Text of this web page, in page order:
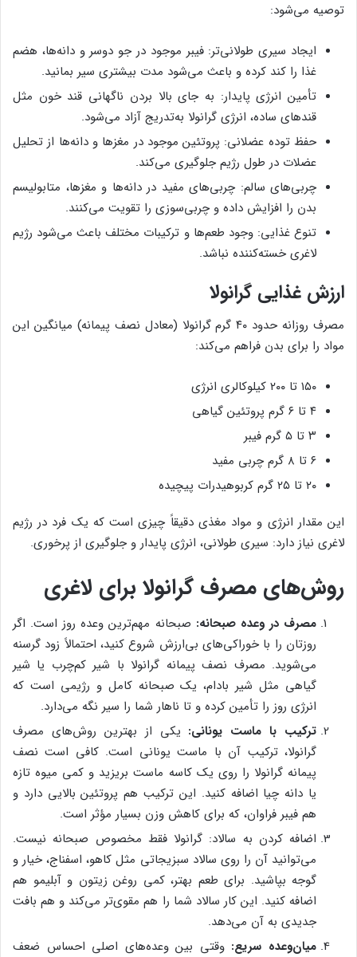
توصیه می‌شود:
ایجاد سیری طولانی‌تر: فیبر موجود در جو دوسر و دانه‌ها، هضم
غذا را کند کرده و باعث می‌شود مدت بیشتری سیر بمانید.
تأمین انرژی پایدار: به جای بالا بردن ناگهانی قند خون مثل
قندهای ساده، انرژی گرانولا به‌تدریج آزاد می‌شود.
حفظ توده عضلانی: پروتئین موجود در مغزها و دانه‌ها از تحلیل
عضلات در طول رژیم جلوگیری می‌کند.
چربی‌های سالم: چربی‌های مفید در دانه‌ها و مغزها، متابولیسم
بدن را افزایش داده و چربی‌سوزی را تقویت می‌کنند.
تنوع غذایی: وجود طعم‌ها و ترکیبات مختلف باعث می‌شود رژیم
لاغری خسته‌کننده نباشد.
ارزش غذایی گرانولا
مصرف روزانه حدود ۴۰ گرم گرانولا (معادل نصف پیمانه) میانگین این
مواد را برای بدن فراهم می‌کند:
۱۵۰ تا ۲۰۰ کیلوکالری انرژی
۴ تا ۶ گرم پروتئین گیاهی
۳ تا ۵ گرم فیبر
۶ تا ۸ گرم چربی مفید
۲۰ تا ۲۵ گرم کربوهیدرات پیچیده
این مقدار انرژی و مواد مغذی دقیقاً چیزی است که یک فرد در رژیم
لاغری نیاز دارد: سیری طولانی، انرژی پایدار و جلوگیری از پرخوری.
روش‌های مصرف گرانولا برای لاغری
مصرف در وعده صبحانه: صبحانه مهم‌ترین وعده روز است. اگر
روزتان را با خوراکی‌های بی‌ارزش شروع کنید، احتمالاً زود گرسنه
می‌شوید. مصرف نصف پیمانه گرانولا با شیر کم‌چرب یا شیر
گیاهی مثل شیر بادام، یک صبحانه کامل و رژیمی است که
انرژی روز را تأمین کرده و تا ناهار شما را سیر نگه می‌دارد.
ترکیب با ماست یونانی: یکی از بهترین روش‌های مصرف
گرانولا، ترکیب آن با ماست یونانی است. کافی است نصف
پیمانه گرانولا را روی یک کاسه ماست بریزید و کمی میوه تازه
یا دانه چیا اضافه کنید. این ترکیب هم پروتئین بالایی دارد و
هم فیبر فراوان، که برای کاهش وزن بسیار مؤثر است.
اضافه کردن به سالاد: گرانولا فقط مخصوص صبحانه نیست.
می‌توانید آن را روی سالاد سبزیجاتی مثل کاهو، اسفناج، خیار و
گوجه بپاشید. برای طعم بهتر، کمی روغن زیتون و آبلیمو هم
اضافه کنید. این کار سالاد شما را هم مقوی‌تر می‌کند و هم بافت
جدیدی به آن می‌دهد.
میان‌وعده سریع: وقتی بین وعده‌های اصلی احساس ضعف